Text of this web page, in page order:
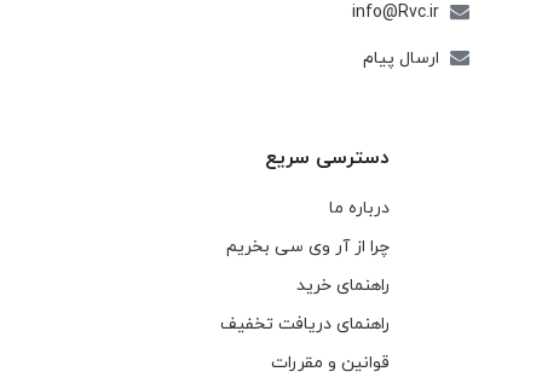
info@Rvc.ir
ارسال پیام
دسترسی سریع
درباره ما
چرا از آر وی سی بخریم
راهنمای خرید
راهنمای دریافت تخفیف
قوانین و مقررات